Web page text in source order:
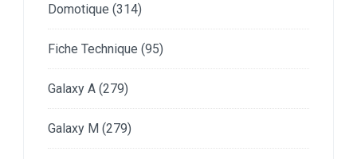
Domotique (314)
Fiche Technique (95)
Galaxy A (279)
Galaxy M (279)